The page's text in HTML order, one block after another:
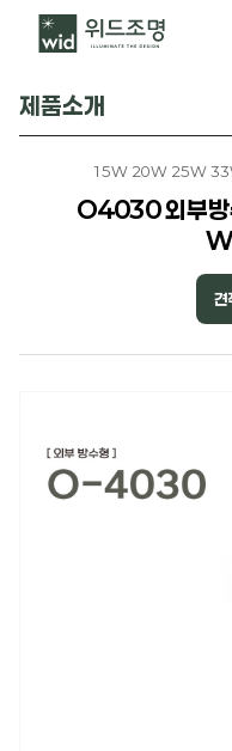
제품소개
15W 20W 25W
O4030 외부방
견